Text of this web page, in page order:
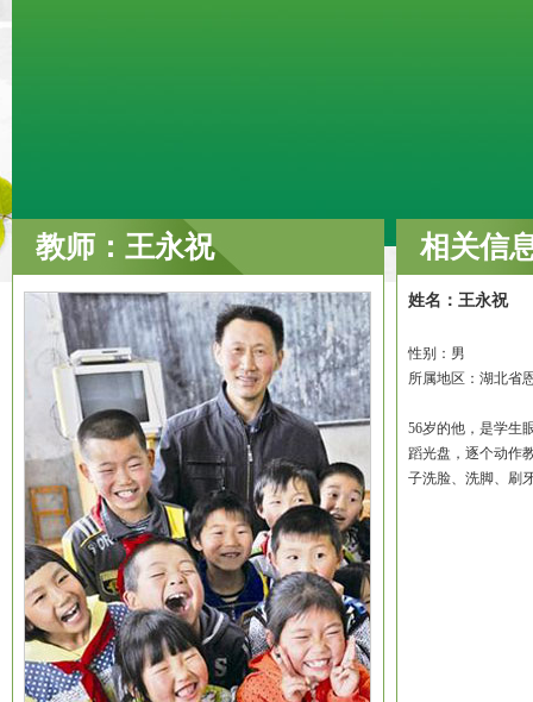
教师：王永祝 相关信
姓名：王永祝
性别：男
所属地区：湖北省
56岁的他，是学生
蹈光盘，逐个动作
子洗脸、洗脚、刷